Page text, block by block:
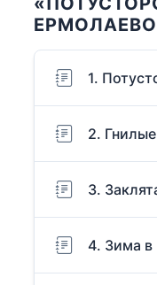
1.
2.
3.
4. Зима в